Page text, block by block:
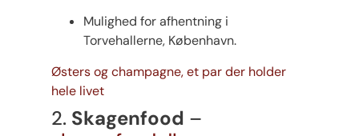
Mulighed for afhentning i
Torvehallerne, København.
Østers og champagne, et par der holder
hele livet
2. Skagenfood –